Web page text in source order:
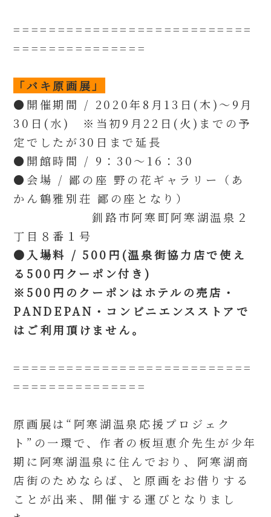
===========================
===============
「バキ原画展」
●開催期間 / 2020年8月13日(木)～9月
30日(水) ※当初9月22日(火)までの予
定でしたが30日まで延長
●開館時間 / 9：30～16：30
●会場 / 鄙の座 野の花ギャラリー（あ
かん鶴雅別荘 鄙の座となり）
釧路市阿寒町阿寒湖温泉２
丁目８番１号
●入場料 / 500円(温泉街協力店で使え
る500円クーポン付き)
※500円のクーポンはホテルの売店・
PANDEPAN・コンビニエンスストアで
はご利用頂けません。
===========================
===============
原画展は“阿寒湖温泉応援プロジェク
ト”の一環で、作者の板垣恵介先生が少年
期に阿寒湖温泉に住んでおり、阿寒湖商
店街のためならば、と原画をお借りする
ことが出来、開催する運びとなりまし